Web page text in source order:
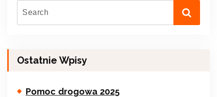
Ostatnie Wpisy
Pomoc drogowa 2025